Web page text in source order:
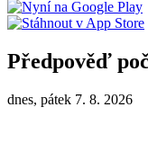
Předpověď
dnes, pátek 7. 8. 2026